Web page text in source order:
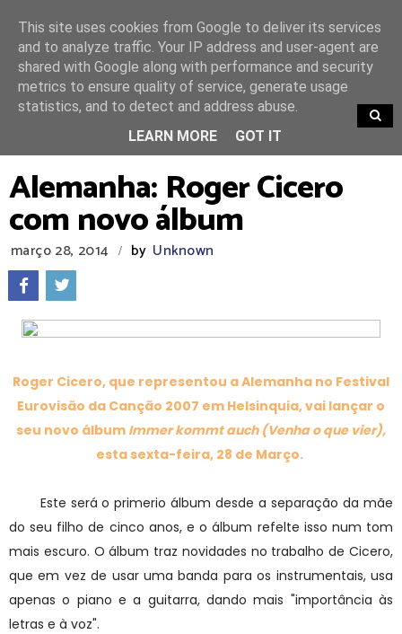
TRENDING
Alemanha: Roger Cicero
com novo álbum
março 28, 2014 / by Unknown
Roger Cicero, que representou a Alemanha no Festival
Eurovisão da Canção 2007 em Helsinquia, vai lançar o
seu novo álbum Immer kommt auch (Venha o que vier),
esta sexta-feira, 28 de Março.
Este será o primerio álbum desde a separação da mãe
do seu filho de cinco anos, e o álbum refelte isso num tom
mais escuro. O álbum traz novidades no trabalho de Cicero,
que em vez de usar uma banda para os instrumentais, usa
apenas o piano e a guitarra, dando mais "importância às
letras e à voz".
This site uses cookies from Google to deliver its services
and to analyze traffic. Your IP address and user-agent are
shared with Google along with performance and security
metrics to ensure quality of service, generate usage
statistics, and to detect and address abuse.
LEARN MORE
GOT IT